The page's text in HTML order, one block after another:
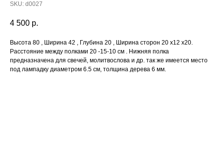
SKU: d0027
4 500 р.
Высота 80 , Ширина 42 , Глубина 20 , Ширина сторон 20 х12 х20.
Расстояние между полками 20 -15-10 см . Нижняя полка
предназначена для свечей, молитвослова и др. так же имеется место
под лампадку диаметром 6.5 см, толщина дерева 6 мм.